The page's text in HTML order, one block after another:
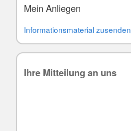
Mein Anliegen
Informationsmaterial zusenden